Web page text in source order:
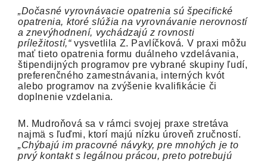
„Dočasné vyrovnávacie opatrenia sú špecifické
opatrenia, ktoré slúžia na vyrovnávanie nerovností
a znevýhodnení, vychádzajú z rovnosti
príležitostí,“vysvetlila Z. Pavlíčková. V praxi môžu
mať tieto opatrenia formu duálneho vzdelávania,
štipendijných programov pre vybrané skupiny ľudí,
preferenčného zamestnávania, interných kvót
alebo programov na zvýšenie kvalifikácie či
doplnenie vzdelania.
M. Mudroňová sa v rámci svojej praxe stretáva
najmä s ľuďmi, ktorí majú nízku úroveň zručností.
„Chýbajú im pracovné návyky, pre mnohých je to
prvý kontakt s legálnou prácou, preto potrebujú